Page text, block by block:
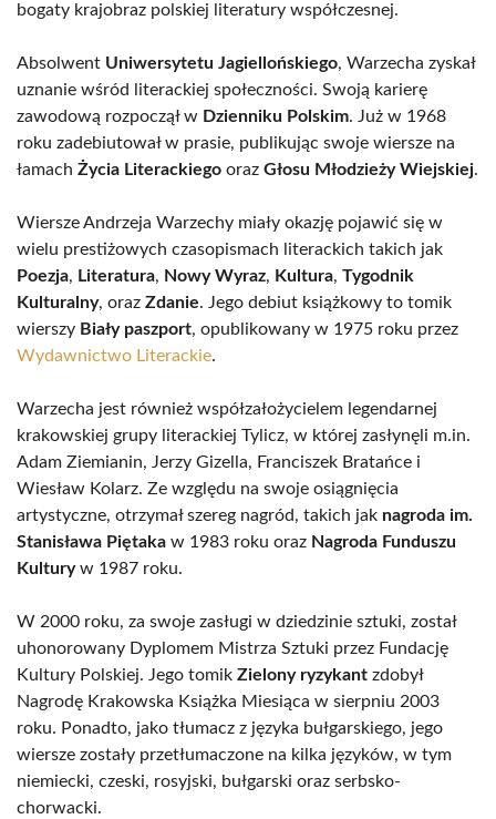
bogaty krajobraz polskiej literatury współczesnej.
Absolwent Uniwersytetu Jagiellońskiego, Warzecha zyskał
uznanie wśród literackiej społeczności. Swoją karierę
zawodową rozpoczął w Dzienniku Polskim. Już w 1968
roku zadebiutował w prasie, publikując swoje wiersze na
łamach Życia Literackiego oraz Głosu Młodzieży Wiejskiej.
Wiersze Andrzeja Warzechy miały okazję pojawić się w
wielu prestiżowych czasopismach literackich takich jak
Poezja, Literatura, Nowy Wyraz, Kultura, Tygodnik
Kulturalny, oraz Zdanie. Jego debiut książkowy to tomik
wierszy Biały paszport, opublikowany w 1975 roku przez
Wydawnictwo Literackie.
Warzecha jest również współzałożycielem legendarnej
krakowskiej grupy literackiej Tylicz, w której zasłynęli m.in.
Adam Ziemianin, Jerzy Gizella, Franciszek Bratańce i
Wiesław Kolarz. Ze względu na swoje osiągnięcia
artystyczne, otrzymał szereg nagród, takich jak nagroda im.
Stanisława Piętaka w 1983 roku oraz Nagroda Funduszu
Kulturyw 1987 roku.
W 2000 roku, za swoje zasługi w dziedzinie sztuki, został
uhonorowany Dyplomem Mistrza Sztuki przez Fundację
Kultury Polskiej. Jego tomik Zielony ryzykant zdobył
Nagrodę Krakowska Książka Miesiąca w sierpniu 2003
roku. Ponadto, jako tłumacz z języka bułgarskiego, jego
wiersze zostały przetłumaczone na kilka języków, w tym
niemiecki, czeski, rosyjski, bułgarski oraz serbsko-
chorwacki.